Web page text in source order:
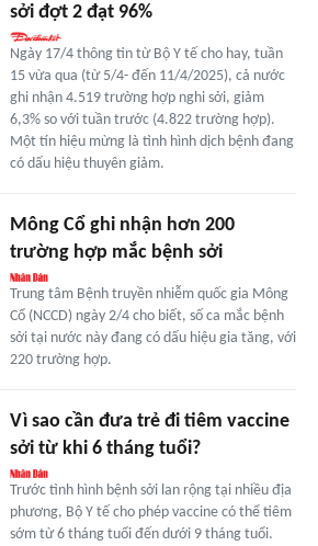
sởi đợt 2 đạt 96%
Ngày 17/4 thông tin từ Bộ Y tế cho hay, tuần
15 vừa qua (từ 5/4- đến 11/4/2025), cả nước
ghi nhận 4.519 trường hợp nghi sởi, giảm
6,3% so với tuần trước (4.822 trường hợp).
Một tín hiệu mừng là tình hình dịch bệnh đang
có dấu hiệu thuyên giảm.
Mông Cổ ghi nhận hơn 200
trường hợp mắc bệnh sởi
Trung tâm Bệnh truyền nhiễm quốc gia Mông
Cổ (NCCD) ngày 2/4 cho biết, số ca mắc bệnh
sởi tại nước này đang có dấu hiệu gia tăng, với
220 trường hợp.
Vì sao cần đưa trẻ đi tiêm vaccine
sởi từ khi 6 tháng tuổi?
Trước tình hình bệnh sởi lan rộng tại nhiều địa
phương, Bộ Y tế cho phép vaccine có thể tiêm
sớm từ 6 tháng tuổi đến dưới 9 tháng tuổi.